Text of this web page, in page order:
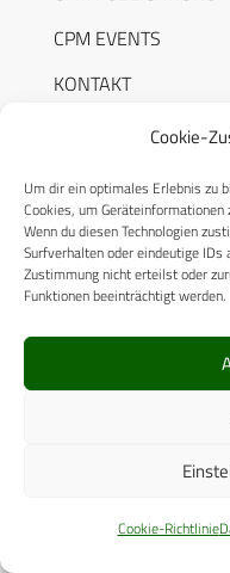
Cookie-
Um dir ein optimales Erlebnis zu
Cookies, um
Wenn du diesen Technologien
Surfverhalten oder eindeutige
Zustimmung nicht erteilst oder
Funktionen beeinträchtigt werden.
Cookie-Richtlinie
CPM EVENTS
KONTAKT
AUTORENHINWEISE
Datenschutzerklärung
Compliance